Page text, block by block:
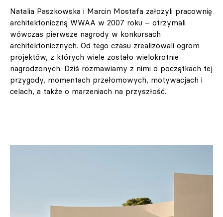
Natalia Paszkowska i Marcin Mostafa założyli pracownię
architektoniczną WWAA w 2007 roku – otrzymali
wówczas pierwsze nagrody w konkursach
architektonicznych. Od tego czasu zrealizowali ogrom
projektów, z których wiele zostało wielokrotnie
nagrodzonych. Dziś rozmawiamy z nimi o początkach tej
przygody, momentach przełomowych, motywacjach i
celach, a także o marzeniach na przyszłość.